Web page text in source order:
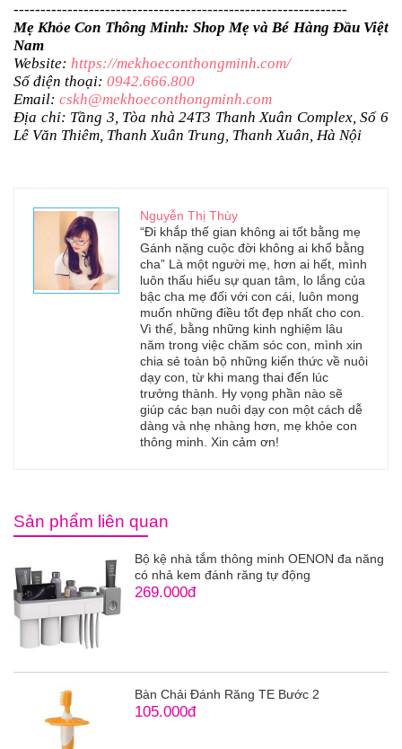
--------------------------------------------------------------
Mẹ Khỏe Con Thông Minh: Shop Mẹ và Bé Hàng Đầu Việt
Nam
Website: https://mekhoeconthongminh.com/
Số điện thoại: 0942.666.800
Email: cskh@mekhoeconthongminh.com
Địa chỉ: Tầng 3, Tòa nhà 24T3 Thanh Xuân Complex, Số 6
Lê Văn Thiêm, Thanh Xuân Trung, Thanh Xuân, Hà Nội
Nguyễn Thị Thùy
“Đi khắp thế gian không ai tốt bằng mẹ
Gánh nặng cuộc đời không ai khổ bằng
cha” Là một người mẹ, hơn ai hết, mình
luôn thấu hiểu sự quan tâm, lo lắng của
bậc cha mẹ đối với con cái, luôn mong
muốn những điều tốt đẹp nhất cho con.
Vì thế, bằng những kinh nghiệm lâu
năm trong việc chăm sóc con, mình xin
chia sẻ toàn bộ những kiến thức về nuôi
dạy con, từ khi mang thai đến lúc
trưởng thành. Hy vọng phần nào sẽ
giúp các bạn nuôi dạy con một cách dễ
dàng và nhẹ nhàng hơn, mẹ khỏe con
thông minh. Xin cảm ơn!
Sản phẩm liên quan
Bộ kệ nhà tắm thông minh OENON đa năng
có nhả kem đánh răng tự động
269.000đ
Bàn Chải Đánh Răng TE Bước 2
105.000đ